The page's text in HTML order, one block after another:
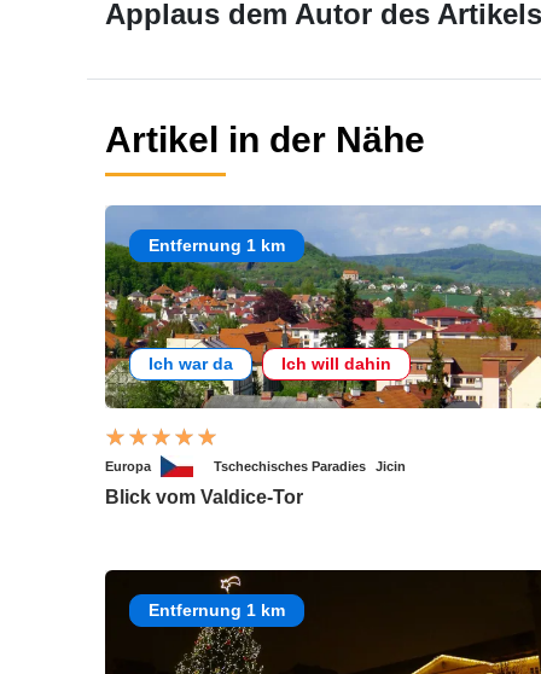
Applaus dem Autor des
Artikel in der Nähe
Entfernung 1 km
Ich war da Ich will dahin
Europa Tschechisches Paradies Jicin
Blick vom Valdice-Tor
Entfernung 1 km